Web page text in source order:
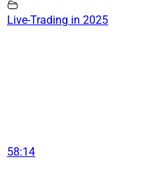
Live-Trading in 2025
58:14